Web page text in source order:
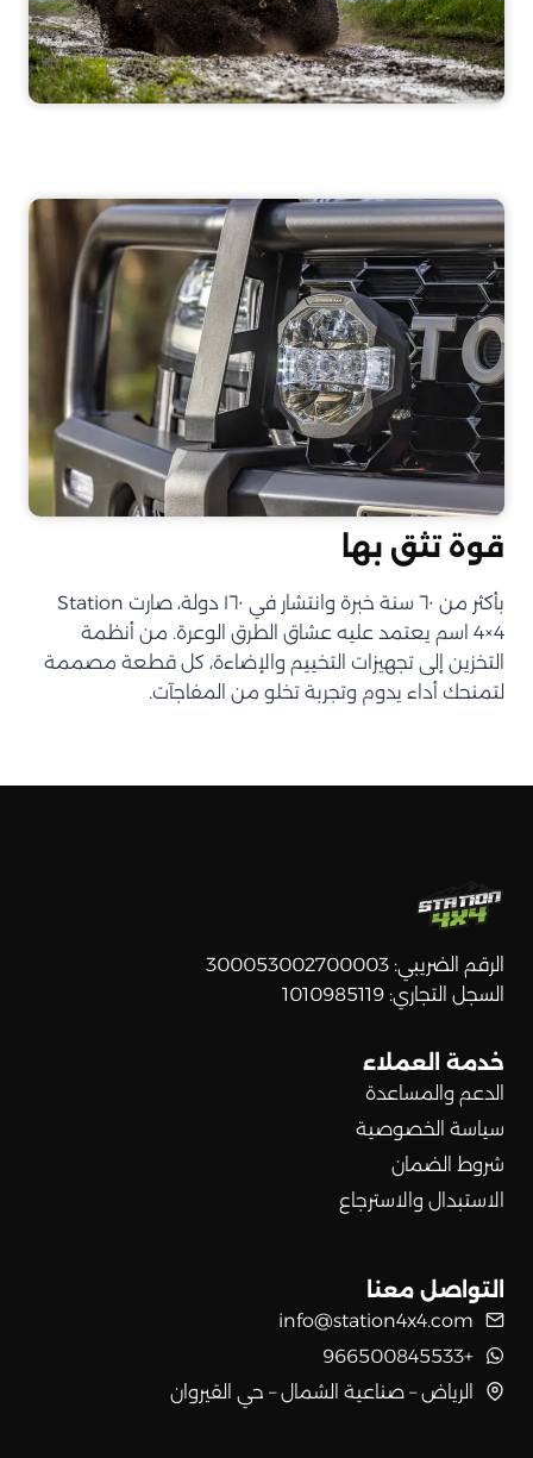
قوة تثق بها
بأكثر من ٦٠ سنة خبرة وانتشار في ١٦٠ دولة، صارت Station
4×4 اسم يعتمد عليه عشاق الطرق الوعرة. من أنظمة
التخزين إلى تجهيزات التخييم والإضاءة، كل قطعة مصممة
لتمنحك أداء يدوم وتجربة تخلو من المفاجآت.
الرقم الضريبي: 300053002700003
السجل التجاري: 1010985119
خدمة العملاء
الدعم والمساعدة
سياسة الخصوصية
شروط الضمان
الاستبدال والاسترجاع
التواصل معنا
info@station4x4.com
+966500845533
الرياض – صناعية الشمال – حي القيروان